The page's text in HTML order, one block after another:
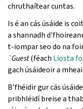
chruthaítear cuntas.
Is é an cás úsáide is
a shannadh
t-iompar seo do na
`Guest(féach Liosta
gach úsáideoir a
B’fhéidir gur cás
pribhléidí breise a